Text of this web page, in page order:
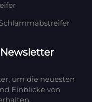
um die neuesten
Einblicke von